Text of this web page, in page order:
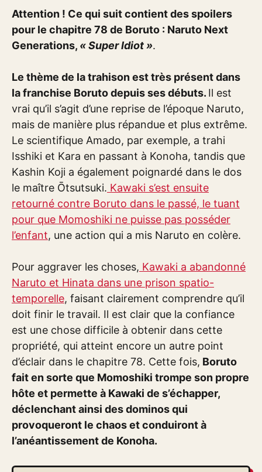
Attention ! Ce qui suit contient des spoilers
pour le chapitre 78 de Boruto : Naruto Next
Generations, « Super Idiot ».
Le thème de la trahison est très présent dans
la franchise Boruto depuis ses débuts. Il est
vrai qu’il s’agit d’une reprise de l’époque Naruto,
mais de manière plus répandue et plus extrême.
Le scientifique Amado, par exemple, a trahi
Isshiki et Kara en passant à Konoha, tandis que
Kashin Koji a également poignardé dans le dos
le maître Ōtsutsuki. Kawaki s’est ensuite
retourné contre Boruto dans le passé, le tuant
pour que Momoshiki ne puisse pas posséder
l’enfant, une action qui a mis Naruto en colère.
Pour aggraver les choses, Kawaki a abandonné
Naruto et Hinata dans une prison spatio-
temporelle, faisant clairement comprendre qu’il
doit finir le travail. Il est clair que la confiance
est une chose difficile à obtenir dans cette
propriété, qui atteint encore un autre point
d’éclair dans le chapitre 78. Cette fois, Boruto
fait en sorte que Momoshiki trompe son propre
hôte et permette à Kawaki de s’échapper,
déclenchant ainsi des dominos qui
provoqueront le chaos et conduiront à
l’anéantissement de Konoha.